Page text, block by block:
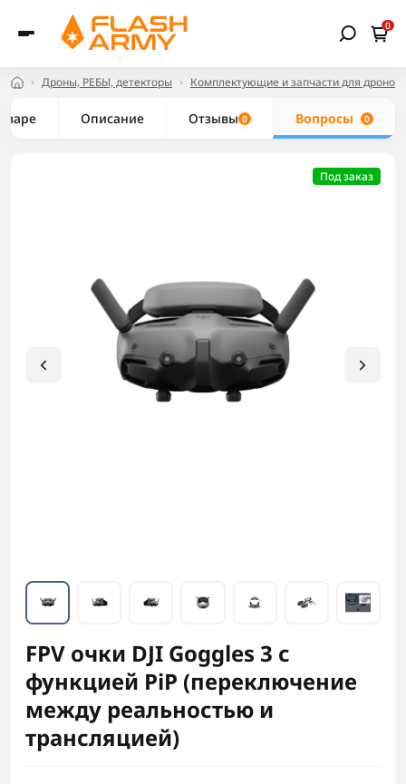
0
Дроны, РЕБЫ, детекторы Комплектующие и запчасти для дронов
Описание Отзывы 0 Вопросы 0
Под заказ
FPV очки DJI Goggles 3 с
функцией PiP (переключение
между реальностью и
трансляцией)